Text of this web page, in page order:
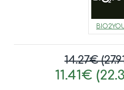
14.27€
11.41€